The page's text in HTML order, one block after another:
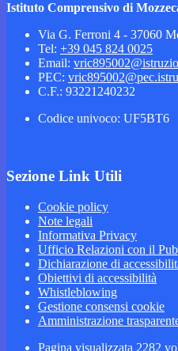
Istituto Comprensivo di
Via G. Ferroni 4 - 37060
Tel: +39 045 824 0025
Email:
PEC:
C.F.: 93221240232
Codice univoco: UF5BT6
Sezione Link Utili
Cookie policy
Note legali
Informativa Privacy
Ufficio Relazioni con il
Dichiarazione di
Obiettivi di accessibilità
Whistleblowing
Gestione consensi cookie
Amministrazione
Pagina visualizzata 2282